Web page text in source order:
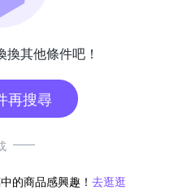
其他條件吧！
再搜尋
的商品感興趣！ 去逛逛